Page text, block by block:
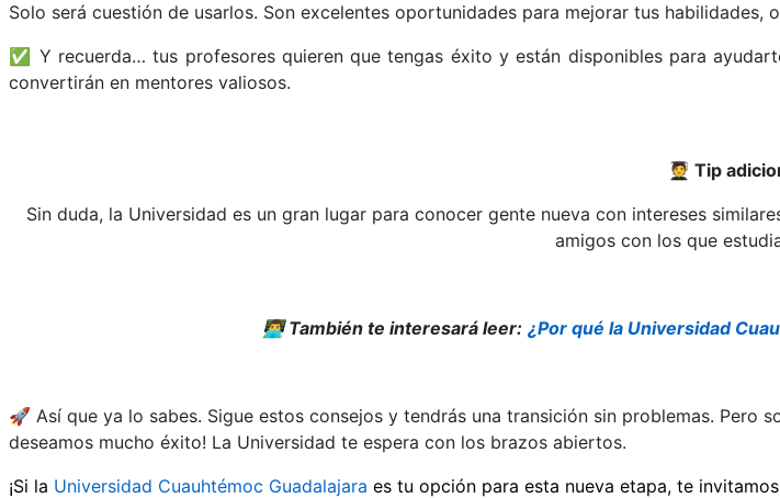
Solo será cuestión de usarlos. Son excelentes oportunidades para mejorar tus
✅ Y recuerda… tus profesores quieren que tengas éxito y están disponibles para
convertirán en mentores valiosos.
🧑‍🎓 Tip
Sin duda, la Universidad es un gran lugar para conocer gente nueva con intereses
amigos con los que
👨‍💻 También te interesará leer: ¿Por qué la Universidad
🚀 Así que ya lo sabes. Sigue estos consejos y tendrás una transición sin problemas. Pero
deseamos mucho éxito! La Universidad te espera con los brazos abiertos.
¡Si la Universidad Cuauhtémoc Guadalajara es tu opción para esta nueva etapa, te